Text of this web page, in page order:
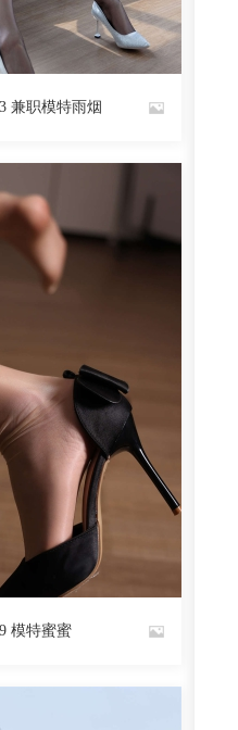
2378 阅读 0 回复
兼职模特雨烟
模特蜜蜜